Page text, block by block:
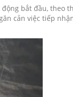
bắt đầu, theo
cản việc tiếp